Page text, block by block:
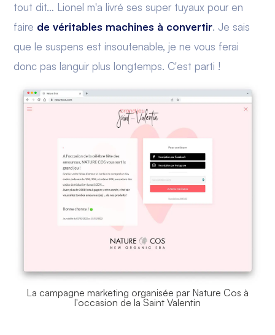
tout dit… Lionel m'a livré ses super tuyaux pour en
faire de véritables machines à convertir. Je sais
que le suspens est insoutenable, je ne vous ferai
donc pas languir plus longtemps. C'est parti !
La campagne marketing organisée par Nature Cos à
l'occasion de la Saint Valentin